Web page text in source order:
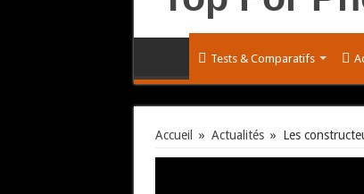
Tests & Comparatifs
Accueil » Actualités » Les